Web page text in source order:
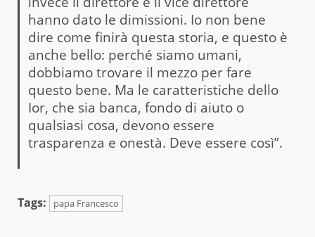
hanno dato le dimissioni. Io non bene
dire come finirà questa storia, e questo è
anche bello: perché siamo umani,
dobbiamo trovare il mezzo per fare
questo bene. Ma le caratteristiche dello
Ior, che sia banca, fondo di aiuto o
qualsiasi cosa, devono essere
trasparenza e onestà. Deve essere così”.
Tags: papa Francesco